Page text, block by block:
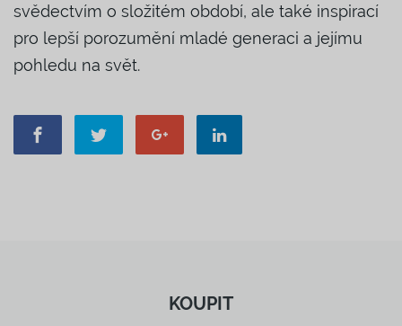
svědectvím o složitém období, ale také inspirací
pro lepší porozumění mladé generaci a jejímu
pohledu na svět.
KOUPIT